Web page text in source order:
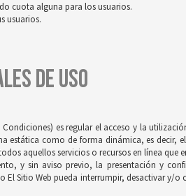
cuota alguna para los usuarios.
usuarios.
DE USO
es regular el acceso y la
estática como de forma dinámica, es
aquellos servicios o recursos en línea que
y sin aviso previo, la presentación y
Sitio Web pueda interrumpir, desactivar y/o